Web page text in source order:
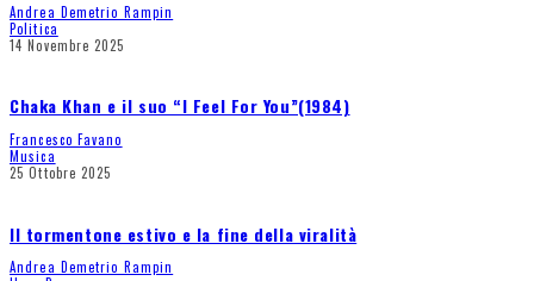
Andrea Demetrio Rampin
Politica
14 Novembre 2025
Chaka Khan e il suo “I Feel For You”(1984)
Francesco Favano
Musica
25 Ottobre 2025
Il tormentone estivo e la fine della viralità
Andrea Demetrio Rampin